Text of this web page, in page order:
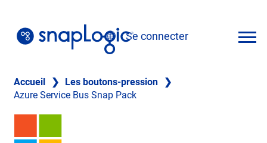
content
FrançaisSe connecter
Accueil ❯ Les boutons-pression
❯
Azure Service Bus Snap Pack